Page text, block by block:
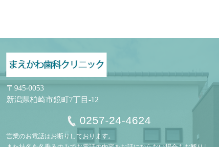
〒945-0053
新潟県柏崎市鏡町7丁目-12
0257-24-4624
営業のお電話はお断りしております。